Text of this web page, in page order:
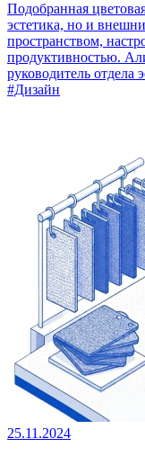
Подобранная
эстетика, но и
пространством,
продуктивностью.
руководитель отдела
#Дизайн
25.11.2024